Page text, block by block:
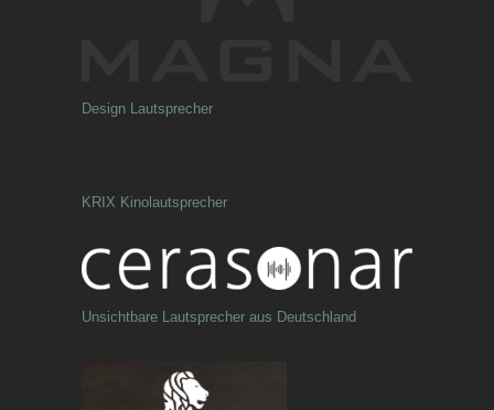
Design Lautsprecher
KRIX Kinolautsprecher
Unsichtbare Lautsprecher aus Deutschland